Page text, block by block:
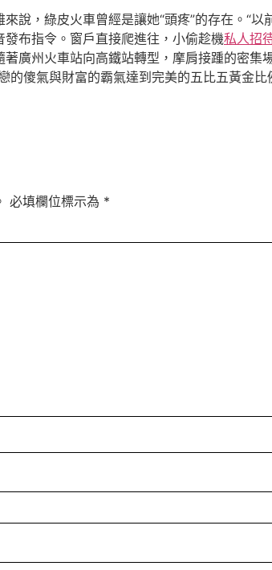
說，綠皮火車曾經是讓她“頭疼”的存在。“
布指令。窗戶直接爬進往，小偷趁機私人招
廣州火車站向高鐵站轉型，摩肩接踵的密集
的傻氣與財富的霸氣達到完美的五比五黃金
必填欄位標示為 *